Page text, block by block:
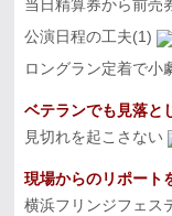
当日精算券から前売
公演日程の工夫(1)
ロングラン定着で小
ベテランでも見落と
見切れを起こさない
現場からのリポート
横浜フリンジフェス